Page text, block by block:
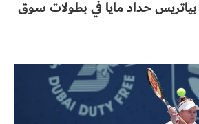
حداد مايا في بطولات سوق